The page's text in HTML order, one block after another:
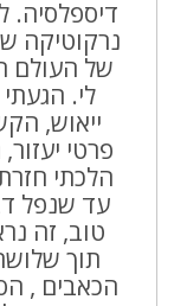
דיספלסיה.
נרקוטיקה
של העולם
לי.
ייאוש,
פרטי
הלכתי
עד שנפל
טוב, זה
תוך
הכאבים ,